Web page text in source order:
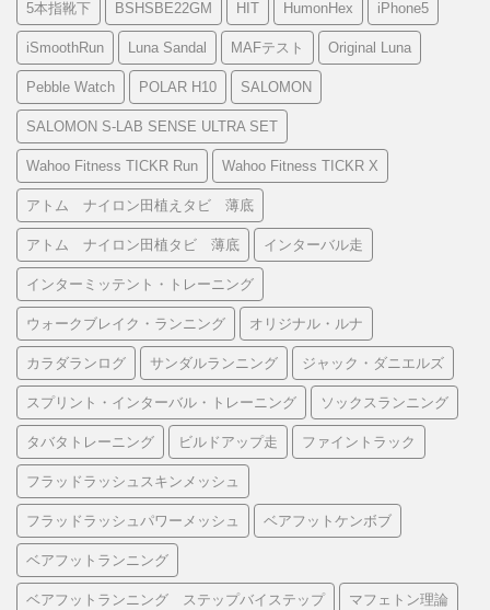
5本指靴下 BSHSBE22GM HIT HumonHex iPhone5
iSmoothRun Luna Sandal MAFテスト Original Luna
Pebble Watch POLAR H10 SALOMON
SALOMON S-LAB SENSE ULTRA SET
Wahoo Fitness TICKR Run Wahoo Fitness TICKR X
アトム ナイロン田植えタビ 薄底
アトム ナイロン田植タビ 薄底 インターバル走
インターミッテント・トレーニング
ウォークブレイク・ランニング オリジナル・ルナ
カラダランログ サンダルランニング ジャック・ダニエルズ
スプリント・インターバル・トレーニング ソックスランニング
タバタトレーニング ビルドアップ走 ファイントラック
フラッドラッシュスキンメッシュ
フラッドラッシュパワーメッシュ ベアフットケンボブ
ベアフットランニング
ベアフットランニング ステップバイステップ マフェトン理論